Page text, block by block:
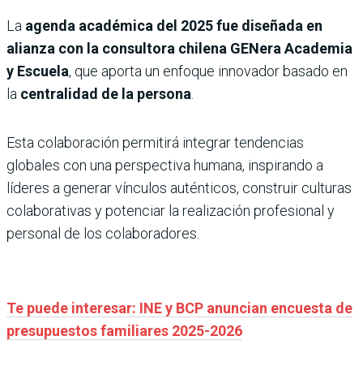
La agenda académica del 2025 fue diseñada en
alianza con la consultora chilena GENera Academia
y Escuela, que aporta un enfoque innovador basado en
la centralidad de la persona
Esta colaboración permitirá integrar tendencias
globales con una perspectiva humana, inspirando a
líderes a generar vínculos auténticos, construir culturas
colaborativas y potenciar la realización profesional y
personal de los colaboradores.
Te puede interesar: INE y BCP anuncian encuesta de
presupuestos familiares 2025-2026